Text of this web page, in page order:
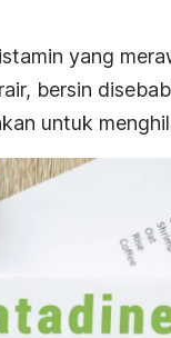
yang
bersin
untuk